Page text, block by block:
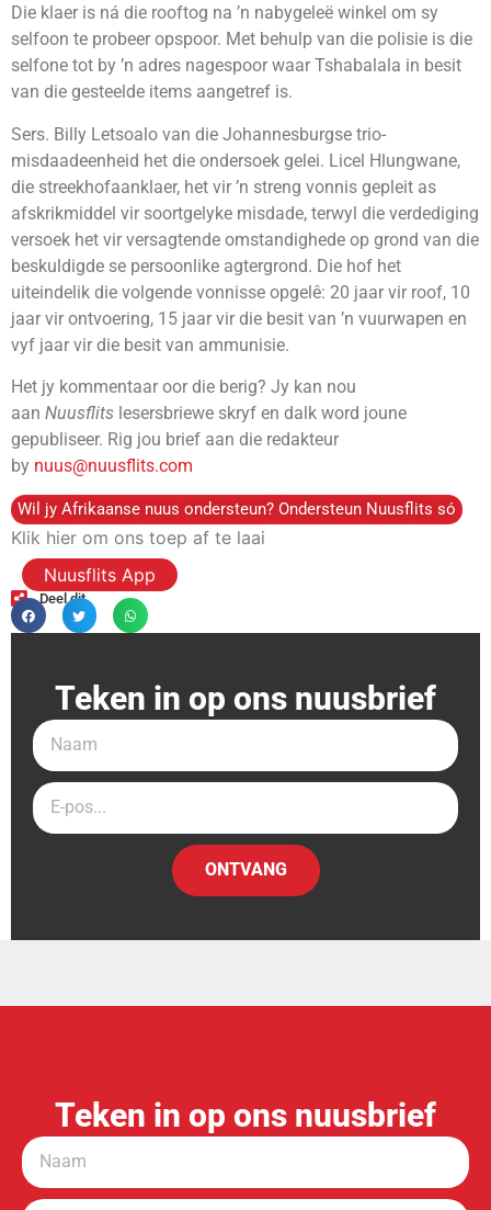
Die klaer is ná die rooftog na ’n nabygeleë winkel om sy
selfoon te probeer opspoor. Met behulp van die polisie is die
selfone tot by ’n adres nagespoor waar Tshabalala in besit
van die gesteelde items aangetref is.
Sers. Billy Letsoalo van die Johannesburgse trio-
misdaadeenheid het die ondersoek gelei. Licel Hlungwane,
die streekhofaanklaer, het vir ’n streng vonnis gepleit as
afskrikmiddel vir soortgelyke misdade, terwyl die verdediging
versoek het vir versagtende omstandighede op grond van die
beskuldigde se persoonlike agtergrond. Die hof het
uiteindelik die volgende vonnisse opgelê: 20 jaar vir roof, 10
jaar vir ontvoering, 15 jaar vir die besit van ’n vuurwapen en
vyf jaar vir die besit van ammunisie.
Het jy kommentaar oor die berig? Jy kan nou
aan Nuusflits lesersbriewe skryf en dalk word joune
gepubliseer. Rig jou brief aan die redakteur
by nuus@nuusflits.com
Wil jy Afrikaanse nuus ondersteun? Ondersteun Nuusflits só
Klik hier om ons toep af te laai
Nuusflits App
Deel dit
Teken in op ons nuusbrief
ONTVANG
Teken in op ons nuusbrief